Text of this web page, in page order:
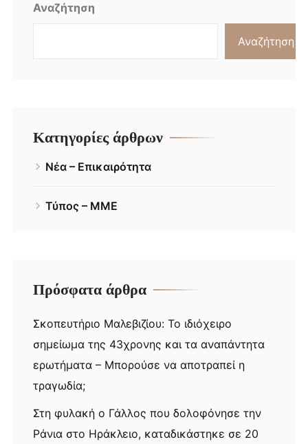
Αναζήτηση
Αναζήτηση
Κατηγορίες άρθρων
Νέα – Επικαιρότητα
Τύπος – ΜΜΕ
Πρόσφατα άρθρα
Σκοπευτήριο Μαλεβιζίου: Το ιδιόχειρο
σημείωμα της 43χρονης και τα αναπάντητα
ερωτήματα – Μπορούσε να αποτραπεί η
τραγωδία;
Στη φυλακή ο Γάλλος που δολοφόνησε την
Ράνια στο Ηράκλειο, καταδικάστηκε σε 20